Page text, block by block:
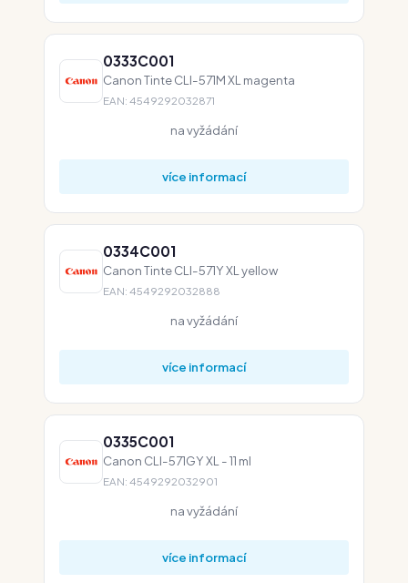
0333C001
Canon Tinte CLI-571M XL magenta
EAN: 4549292032871
na vyžádání
více informací
0334C001
Canon Tinte CLI-571Y XL yellow
EAN: 4549292032888
na vyžádání
více informací
0335C001
Canon CLI-571GY XL - 11 ml
EAN: 4549292032901
na vyžádání
více informací